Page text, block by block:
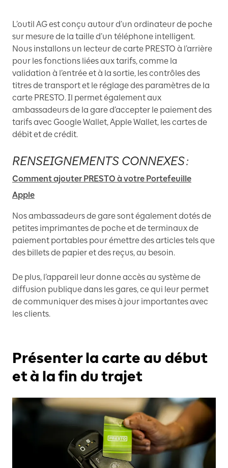
L’outil AG est conçu autour d’un ordinateur de poche
sur mesure de la taille d’un téléphone intelligent.
Nous installons un lecteur de carte PRESTO à l’arrière
pour les fonctions liées aux tarifs, comme la
validation à l’entrée et à la sortie, les contrôles des
titres de transport et le réglage des paramètres de la
carte PRESTO. Il permet également aux
ambassadeurs de la gare d’accepter le paiement des
tarifs avec Google Wallet, Apple Wallet, les cartes de
débit et de crédit.
RENSEIGNEMENTS CONNEXES :
Comment ajouter PRESTO à votre Portefeuille
Apple
Nos ambassadeurs de gare sont également dotés de
petites imprimantes de poche et de terminaux de
paiement portables pour émettre des articles tels que
des billets de papier et des reçus, au besoin.
De plus, l’appareil leur donne accès au système de
diffusion publique dans les gares, ce qui leur permet
de communiquer des mises à jour importantes avec
les clients.
Présenter la carte au début
et à la fin du trajet